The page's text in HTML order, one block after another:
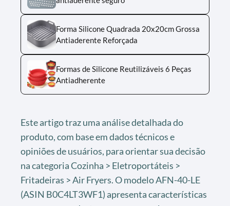
Forma Silicone Quadrada 20x20cm Grossa
Antiaderente Reforçada
Formas de Silicone Reutilizáveis 6 Peças
Antiadherente
Este artigo traz uma análise detalhada do
produto, com base em dados técnicos e
opiniões de usuários, para orientar sua decisão
na categoria Cozinha > Eletroportáteis >
Fritadeiras > Air Fryers. O modelo AFN-40-LE
(ASIN B0C4LT3WF1) apresenta características